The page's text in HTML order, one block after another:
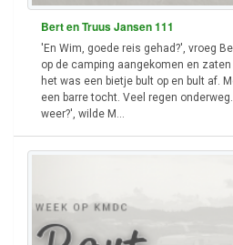
Bert en Truus Jansen 111
'En Wim, goede reis gehad?', vroeg
op de camping aangekomen en
het was een bietje bult op en bult af.
een barre tocht. Veel regen
weer?', wilde M...